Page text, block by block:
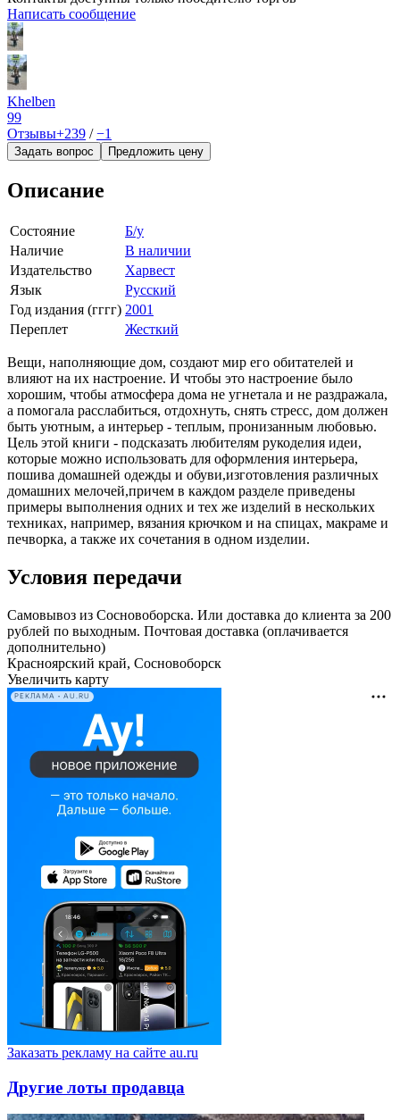
Написать сообщение
Khelben
99
Отзывы+239 /−1
Задать вопрос Предложить цену
Описание
Состояние
Б/у
Наличие
В наличии
Издательство
Харвест
Язык
Русский
Год издания (гггг) 2001
Переплет
Жесткий
Вещи, наполняющие дом, создают мир его обитателей и
влияют на их настроение. И чтобы это настроение было
хорошим, чтобы атмосфера дома не угнетала и не раздражала,
а помогала расслабиться, отдохнуть, снять стресс, дом должен
быть уютным, а интерьер - теплым, пронизанным любовью.
Цель этой книги - подсказать любителям рукоделия идеи,
которые можно использовать для оформления интерьера,
пошива домашней одежды и обуви,изготовления различных
домашних мелочей,причем в каждом разделе приведены
примеры выполнения одних и тех же изделий в нескольких
техниках, например, вязания крючком и на спицах, макраме и
печворка, а также их сочетания в одном изделии.
Условия передачи
Самовывоз из Сосновоборска. Или доставка до клиента за 200
рублей по выходным. Почтовая доставка (оплачивается
дополнительно)
Красноярский край, Сосновоборск
Увеличить карту
РЕКЛАМА • AU.RU
Заказать рекламу на сайте au.ru
Другие лоты продавца